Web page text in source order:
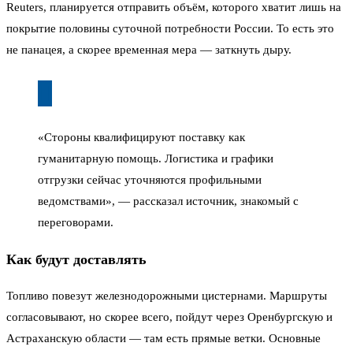
Reuters, планируется отправить объём, которого хватит лишь на
покрытие половины суточной потребности России. То есть это
не панацея, а скорее временная мера — заткнуть дыру.
«Стороны квалифицируют поставку как
гуманитарную помощь. Логистика и графики
отгрузки сейчас уточняются профильными
ведомствами», — рассказал источник, знакомый с
переговорами.
Как будут доставлять
Топливо повезут железнодорожными цистернами. Маршруты
согласовывают, но скорее всего, пойдут через Оренбургскую и
Астраханскую области — там есть прямые ветки. Основные